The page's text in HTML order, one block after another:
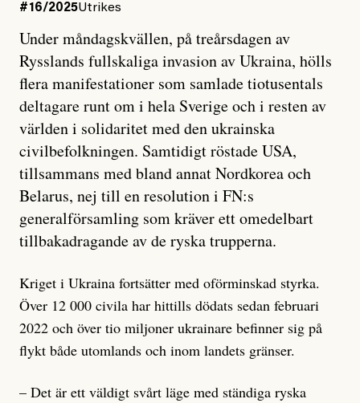
#16/2025Utrikes
Under måndagskvällen, på treårsdagen av
Rysslands fullskaliga invasion av Ukraina, hölls
flera manifestationer som samlade tiotusentals
deltagare runt om i hela Sverige och i resten av
världen i solidaritet med den ukrainska
civilbefolkningen. Samtidigt röstade USA,
tillsammans med bland annat Nordkorea och
Belarus, nej till en resolution i FN:s
generalförsamling som kräver ett omedelbart
tillbakadragande av de ryska trupperna.
Kriget i Ukraina fortsätter med oförminskad styrka.
Över 12 000 civila har hittills dödats sedan februari
2022 och över tio miljoner ukrainare befinner sig på
flykt både utomlands och inom landets gränser.
– Det är ett väldigt svårt läge med ständiga ryska